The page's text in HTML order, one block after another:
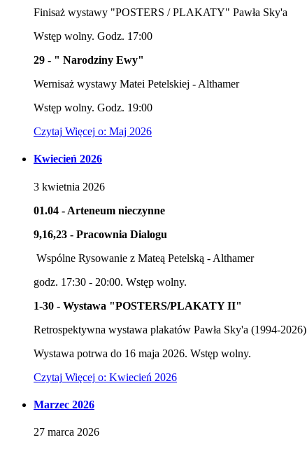
Finisaż wystawy "POSTERS / PLAKATY" Pawła Sky'a
Wstęp wolny. Godz. 17:00
29 - " Narodziny Ewy"
Wernisaż wystawy Matei Petelskiej - Althamer
Wstęp wolny. Godz. 19:00
Czytaj Więcej o: Maj 2026
Kwiecień 2026
3 kwietnia 2026
01.04 - Arteneum nieczynne
9,16,23 - Pracownia Dialogu
Wspólne Rysowanie z Mateą Petelską - Althamer
godz. 17:30 - 20:00. Wstęp wolny.
1-30 - Wystawa "POSTERS/PLAKATY II"
Retrospektywna wystawa plakatów Pawła Sky'a (1994-2026)
Wystawa potrwa do 16 maja 2026. Wstęp wolny.
Czytaj Więcej o: Kwiecień 2026
Marzec 2026
27 marca 2026